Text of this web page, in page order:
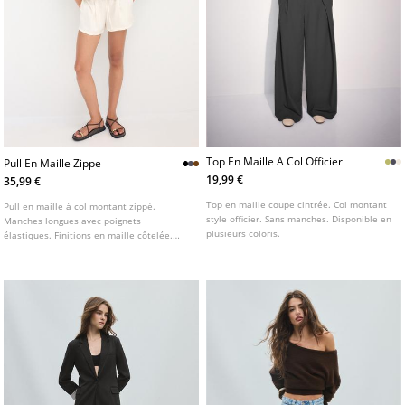
Pull En Maille Zippe
35,99 €
Pull en maille à col montant zippé.
Manches longues avec poignets
élastiques. Finitions en maille côtelée.
Top En Maille A Col Officier
19,99 €
Top en maille coupe cintrée. Col montant
style officier. Sans manches. Disponible en
plusieurs coloris.